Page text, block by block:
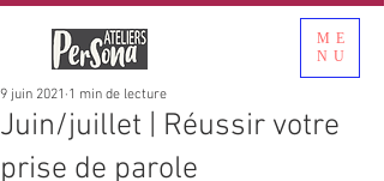
ME
NU
Juin/juillet | Réussir votre
prise de parole
9 juin 2021 1 min de lecture